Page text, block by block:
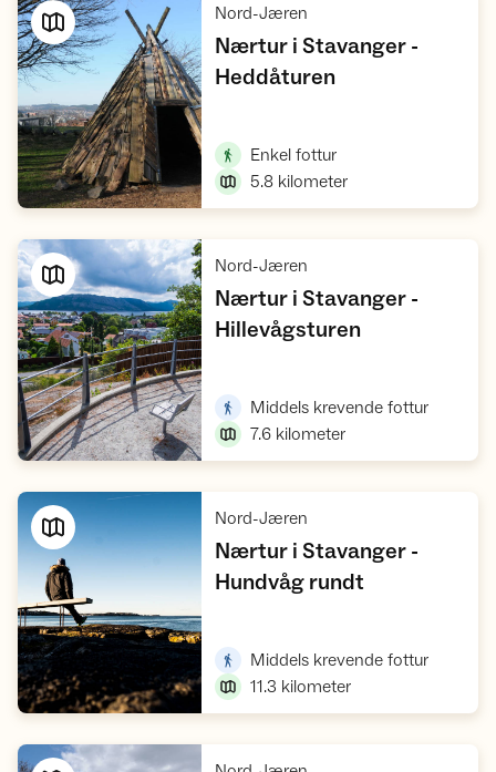
Nord-Jæren
Nærtur i Stavanger -
Heddåturen,
Enkel fottur,
5.8 kilometer
Nord-Jæren
Nærtur i Stavanger -
Hillevågsturen,
Middels krevende fottur,
7.6 kilometer
Nord-Jæren
Nærtur i Stavanger -
Hundvåg rundt
Middels krevende fottur,
11.3 kilometer